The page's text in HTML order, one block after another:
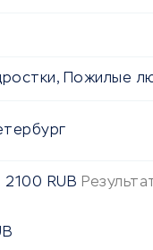
Пожилые
2100 RUB